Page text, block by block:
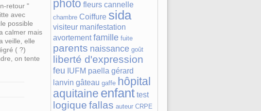
retour "
avec
possible
calmer mais
veille, elle
( ?)
on tente
photo fleurs cannelle
chambre Coiffure sida
visiteur manifestation
avortement famille fuite
parents naissance goût
liberté d'expression
feu IUFM paella gérard
lanvin gâteau gaffe hôpital
aquitaine enfant test
logique fallas auteur CRPE